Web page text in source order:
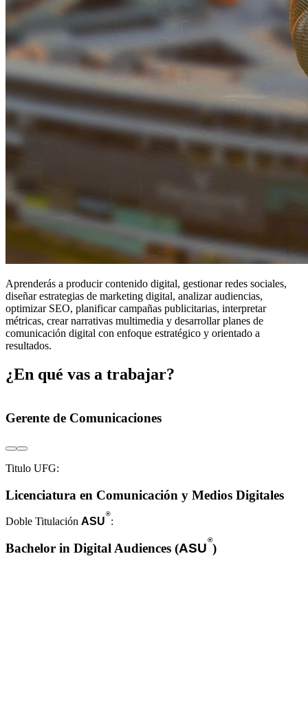
Aprenderás a producir contenido digital, gestionar redes sociales,
diseñar estrategias de marketing digital, analizar audiencias,
optimizar SEO, planificar campañas publicitarias, interpretar
métricas, crear narrativas multimedia y desarrollar planes de
comunicación digital con enfoque estratégico y orientado a
resultados.
¿En qué vas a trabajar?
Gerente de Comunicaciones
Titulo UFG:
Licenciatura en Comunicación y Medios Digitales
Doble Titulación ASU
®
:
Bachelor in Digital Audiences (ASU
®
)